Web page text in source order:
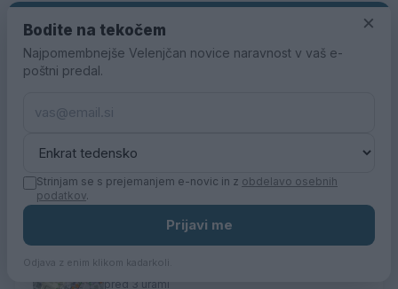
Kategorije
Družba
Šport
Gospodarstvo
Partizanski cesti 12a prekinjena dobava
toplotne energije
pred 3 urami
×
Bodite na tekočem
Najpomembnejše Velenjčan novice naravnost v vaš e-
poštni predal.
Strinjam se s prejemanjem e-novic in z obdelavo osebnih
podatkov.
Prijavi me
Odjava z enim klikom kadarkoli.